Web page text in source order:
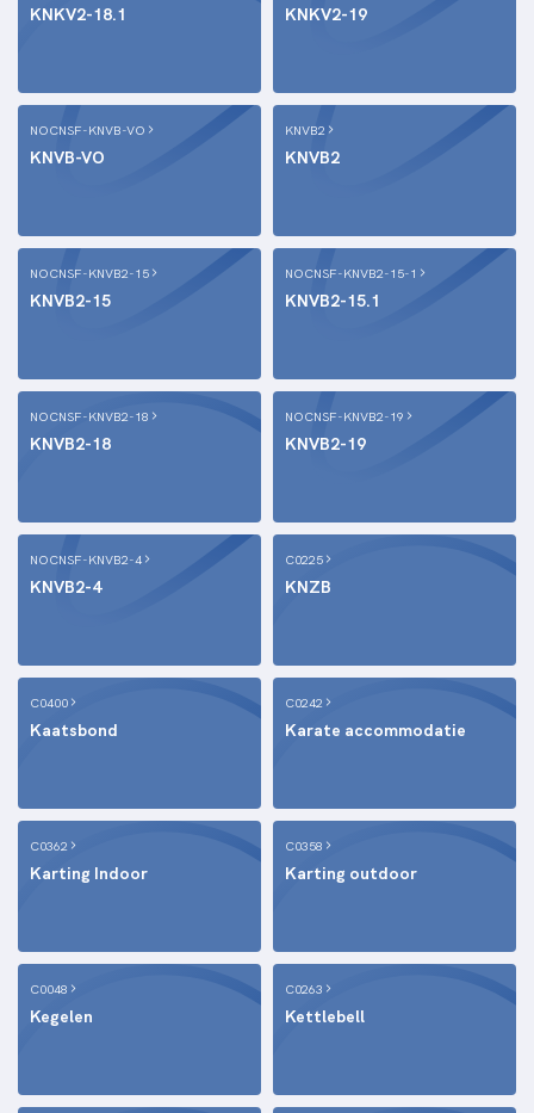
KNKV2-18.1 KNKV2-19
NOCNSF-KNVB-VO
KNVB-VO
KNVB2
KNVB2
NOCNSF-KNVB2-15
KNVB2-15
NOCNSF-KNVB2-15-1
KNVB2-15.1
NOCNSF-KNVB2-18
KNVB2-18
NOCNSF-KNVB2-19
KNVB2-19
NOCNSF-KNVB2-4
KNVB2-4
C0225
KNZB
C0400
Kaatsbond
C0242
Karate accommodatie
C0362
Karting Indoor
C0358
Karting outdoor
C0048
Kegelen
C0263
Kettlebell